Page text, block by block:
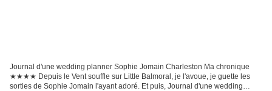
Journal d'une wedding planner Sophie Jomain Charleston Ma chronique
★★★★ Depuis le Vent souffle sur Little Balmoral, je l'avoue, je guette les
sorties de Sophie Jomain l'ayant adoré. Et puis, Journal d'une wedding